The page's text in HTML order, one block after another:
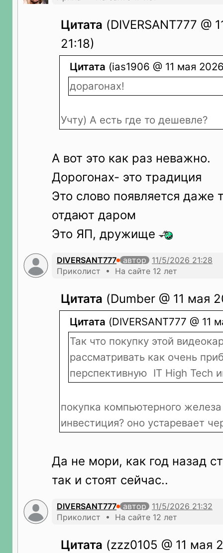
Цитата (DIVERSANT777 @
21:18)
Цитата (ias1906 @ 11 мая
дорагонах!
Учту) А есть где то дешевле?
А вот это как раз неважно.
Дорогонах- это традиция
Это слово появляется даже
отдают даром
Это ЯП, дружище
DIVERSANT777
автор
Приколист • На сайте 12 лет
Цитата (Dumber @ 11 мая
Цитата (DIVERSANT777 @ 11
Так что покупку этой
рассматривать как очень
перспективную IT High Tech
покупка компьютерного
инвестиция? оно устаревает
Да не мори, как год назад
так и стоят сейчас..
DIVERSANT777
автор
Приколист • На сайте 12 лет
Цитата (zzz0105 @ 11 мая